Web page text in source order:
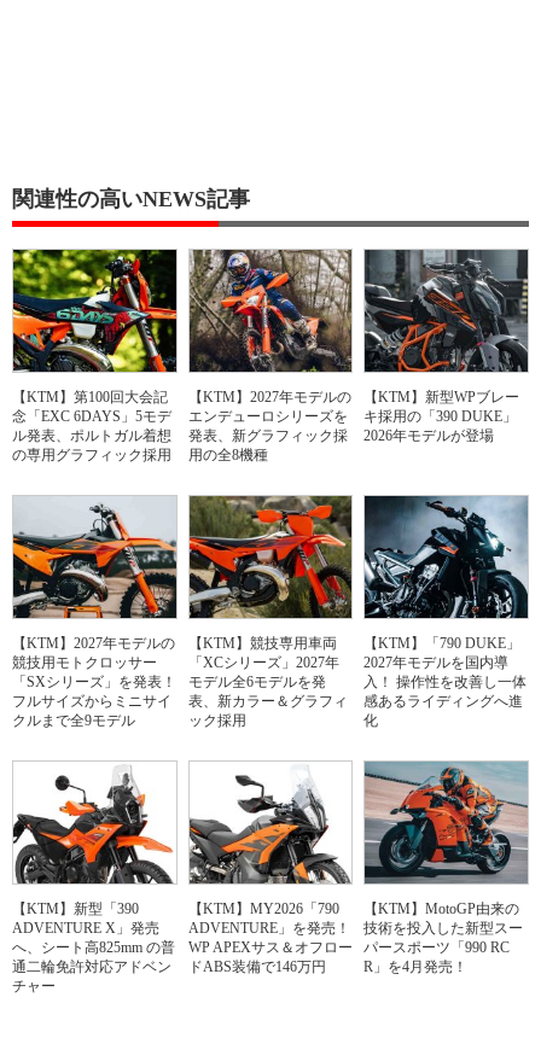
関連性の高いNEWS記事
【KTM】第100回大会記
念「EXC 6DAYS」5モデ
ル発表、ポルトガル着想
の専用グラフィック採用
【KTM】2027年モデルの
エンデューロシリーズを
発表、新グラフィック採
用の全8機種
【KTM】新型WPブレー
キ採用の「390 DUKE」
2026年モデルが登場
【KTM】2027年モデルの
競技用モトクロッサー
「SXシリーズ」を発表！
フルサイズからミニサイ
クルまで全9モデル
【KTM】競技専用車両
「XCシリーズ」2027年
モデル全6モデルを発
表、新カラー＆グラフィ
ック採用
【KTM】「790 DUKE」
2027年モデルを国内導
入！ 操作性を改善し一体
感あるライディングへ進
化
【KTM】新型「390
ADVENTURE X」発売
へ、シート高825mm の普
通二輪免許対応アドベン
チャー
【KTM】MY2026「790
ADVENTURE」を発売！
WP APEXサス＆オフロー
ドABS装備で146万円
【KTM】MotoGP由来の
技術を投入した新型スー
パースポーツ「990 RC
R」を4月発売！